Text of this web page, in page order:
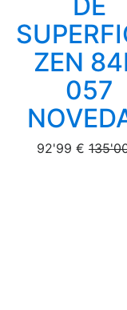
ZEN
057
92'99 €